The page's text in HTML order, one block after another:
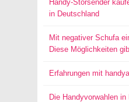
Handy-Störsender
in Deutschland
Mit negativer Schufa
Diese Möglichkeiten
Erfahrungen mit
Die Handyvorwahlen in